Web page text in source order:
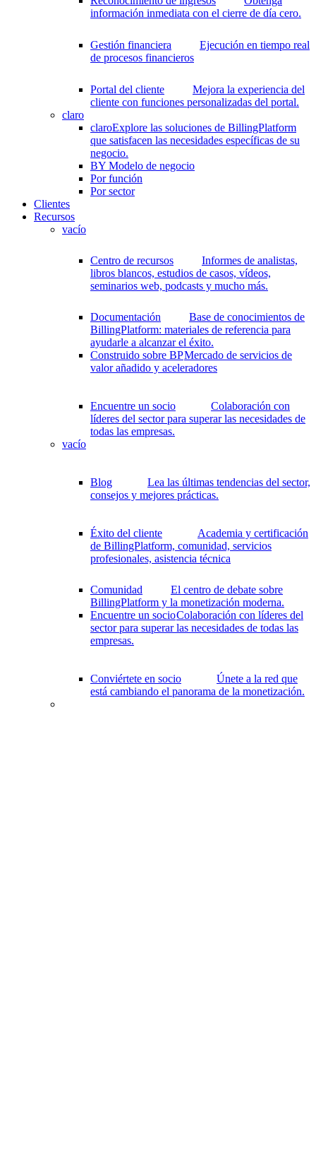
información inmediata con el cierre de día cero.
Gestión financiera
Ejecución en tiempo real
de procesos financieros
Portal del cliente
Mejora la experiencia del
cliente con funciones personalizadas del portal.
claro
claroExplore las soluciones de BillingPlatform
que satisfacen las necesidades específicas de su
negocio.
BY Modelo de negocio
Por función
Por sector
Clientes
Recursos
vacío
Centro de recursos
Informes de analistas,
libros blancos, estudios de casos, vídeos,
seminarios web, podcasts y mucho más.
Documentación
Base de conocimientos de
BillingPlatform: materiales de referencia para
ayudarle a alcanzar el éxito.
Construido sobre BPMercado de servicios de
valor añadido y aceleradores
Encuentre un socio
Colaboración con
líderes del sector para superar las necesidades de
todas las empresas.
vacío
Blog
Lea las últimas tendencias del sector,
consejos y mejores prácticas.
Éxito del cliente
Academia y certificación
de BillingPlatform, comunidad, servicios
profesionales, asistencia técnica
Comunidad
El centro de debate sobre
BillingPlatform y la monetización moderna.
Encuentre un socioColaboración con líderes del
sector para superar las necesidades de todas las
empresas.
Conviértete en socio
Únete a la red que
está cambiando el panorama de la monetización.